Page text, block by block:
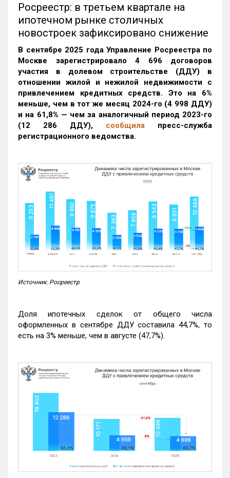
Росреестр: в третьем квартале на
ипотечном рынке столичных
новостроек зафиксировано снижение
В сентябре 2025 года Управление Росреестра по
Москве зарегистрировало 4 696 договоров
участия в долевом строительстве (ДДУ) в
отношении жилой и нежилой недвижимости с
привлечением кредитных средств. Это на 6%
меньше, чем в тот же месяц 2024-го (4 998 ДДУ)
и на 61,8% — чем за аналогичный период 2023-го
(12 286 ДДУ), сообщила пресс-служба
регистрационного ведомства.
Источник: Росреестр
Доля ипотечных сделок от общего числа
оформленных в сентябре ДДУ составила 44,7%, то
есть на 3% меньше, чем в августе (47,7%).